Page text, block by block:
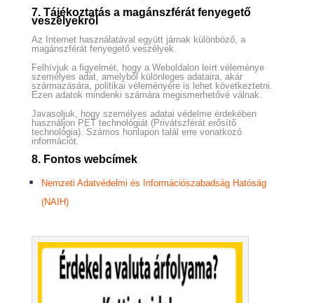
7. Tájékoztatás a magánszférát fenyegető
veszélyekről
Az Internet használatával együtt járnak különböző, a
magánszférát fenyegető veszélyek.
Felhívjuk a figyelmét, hogy a Weboldalon leírt véleménye
személyes adat, amelyből különleges adataira, akár
származására, politikai véleményére is lehet következtetni.
Ezen adatok mindenki számára megismerhetővé válnak.
Javasoljuk, hogy személyes adatai védelme érdekében
használjon PET technológiát (Privátszférát erősítő
technológia). Számos honlapon talál erre vonatkozó
információt.
8. Fontos webcímek
Nemzeti Adatvédelmi és Információszabadság Hatóság
(NAIH)